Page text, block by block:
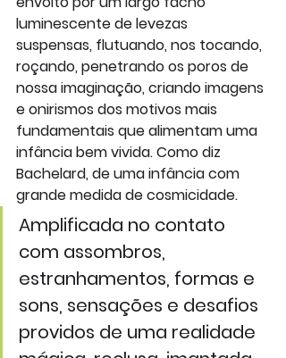
luminescente de levezas
suspensas, flutuando, nos tocando,
roçando, penetrando os poros de
nossa imaginação, criando imagens
e onirismos dos motivos mais
fundamentais que alimentam uma
infância bem vivida. Como diz
Bachelard, de uma infância com
grande medida de cosmicidade.
Amplificada no contato
com assombros,
estranhamentos, formas e
sons, sensações e desafios
providos de uma realidade